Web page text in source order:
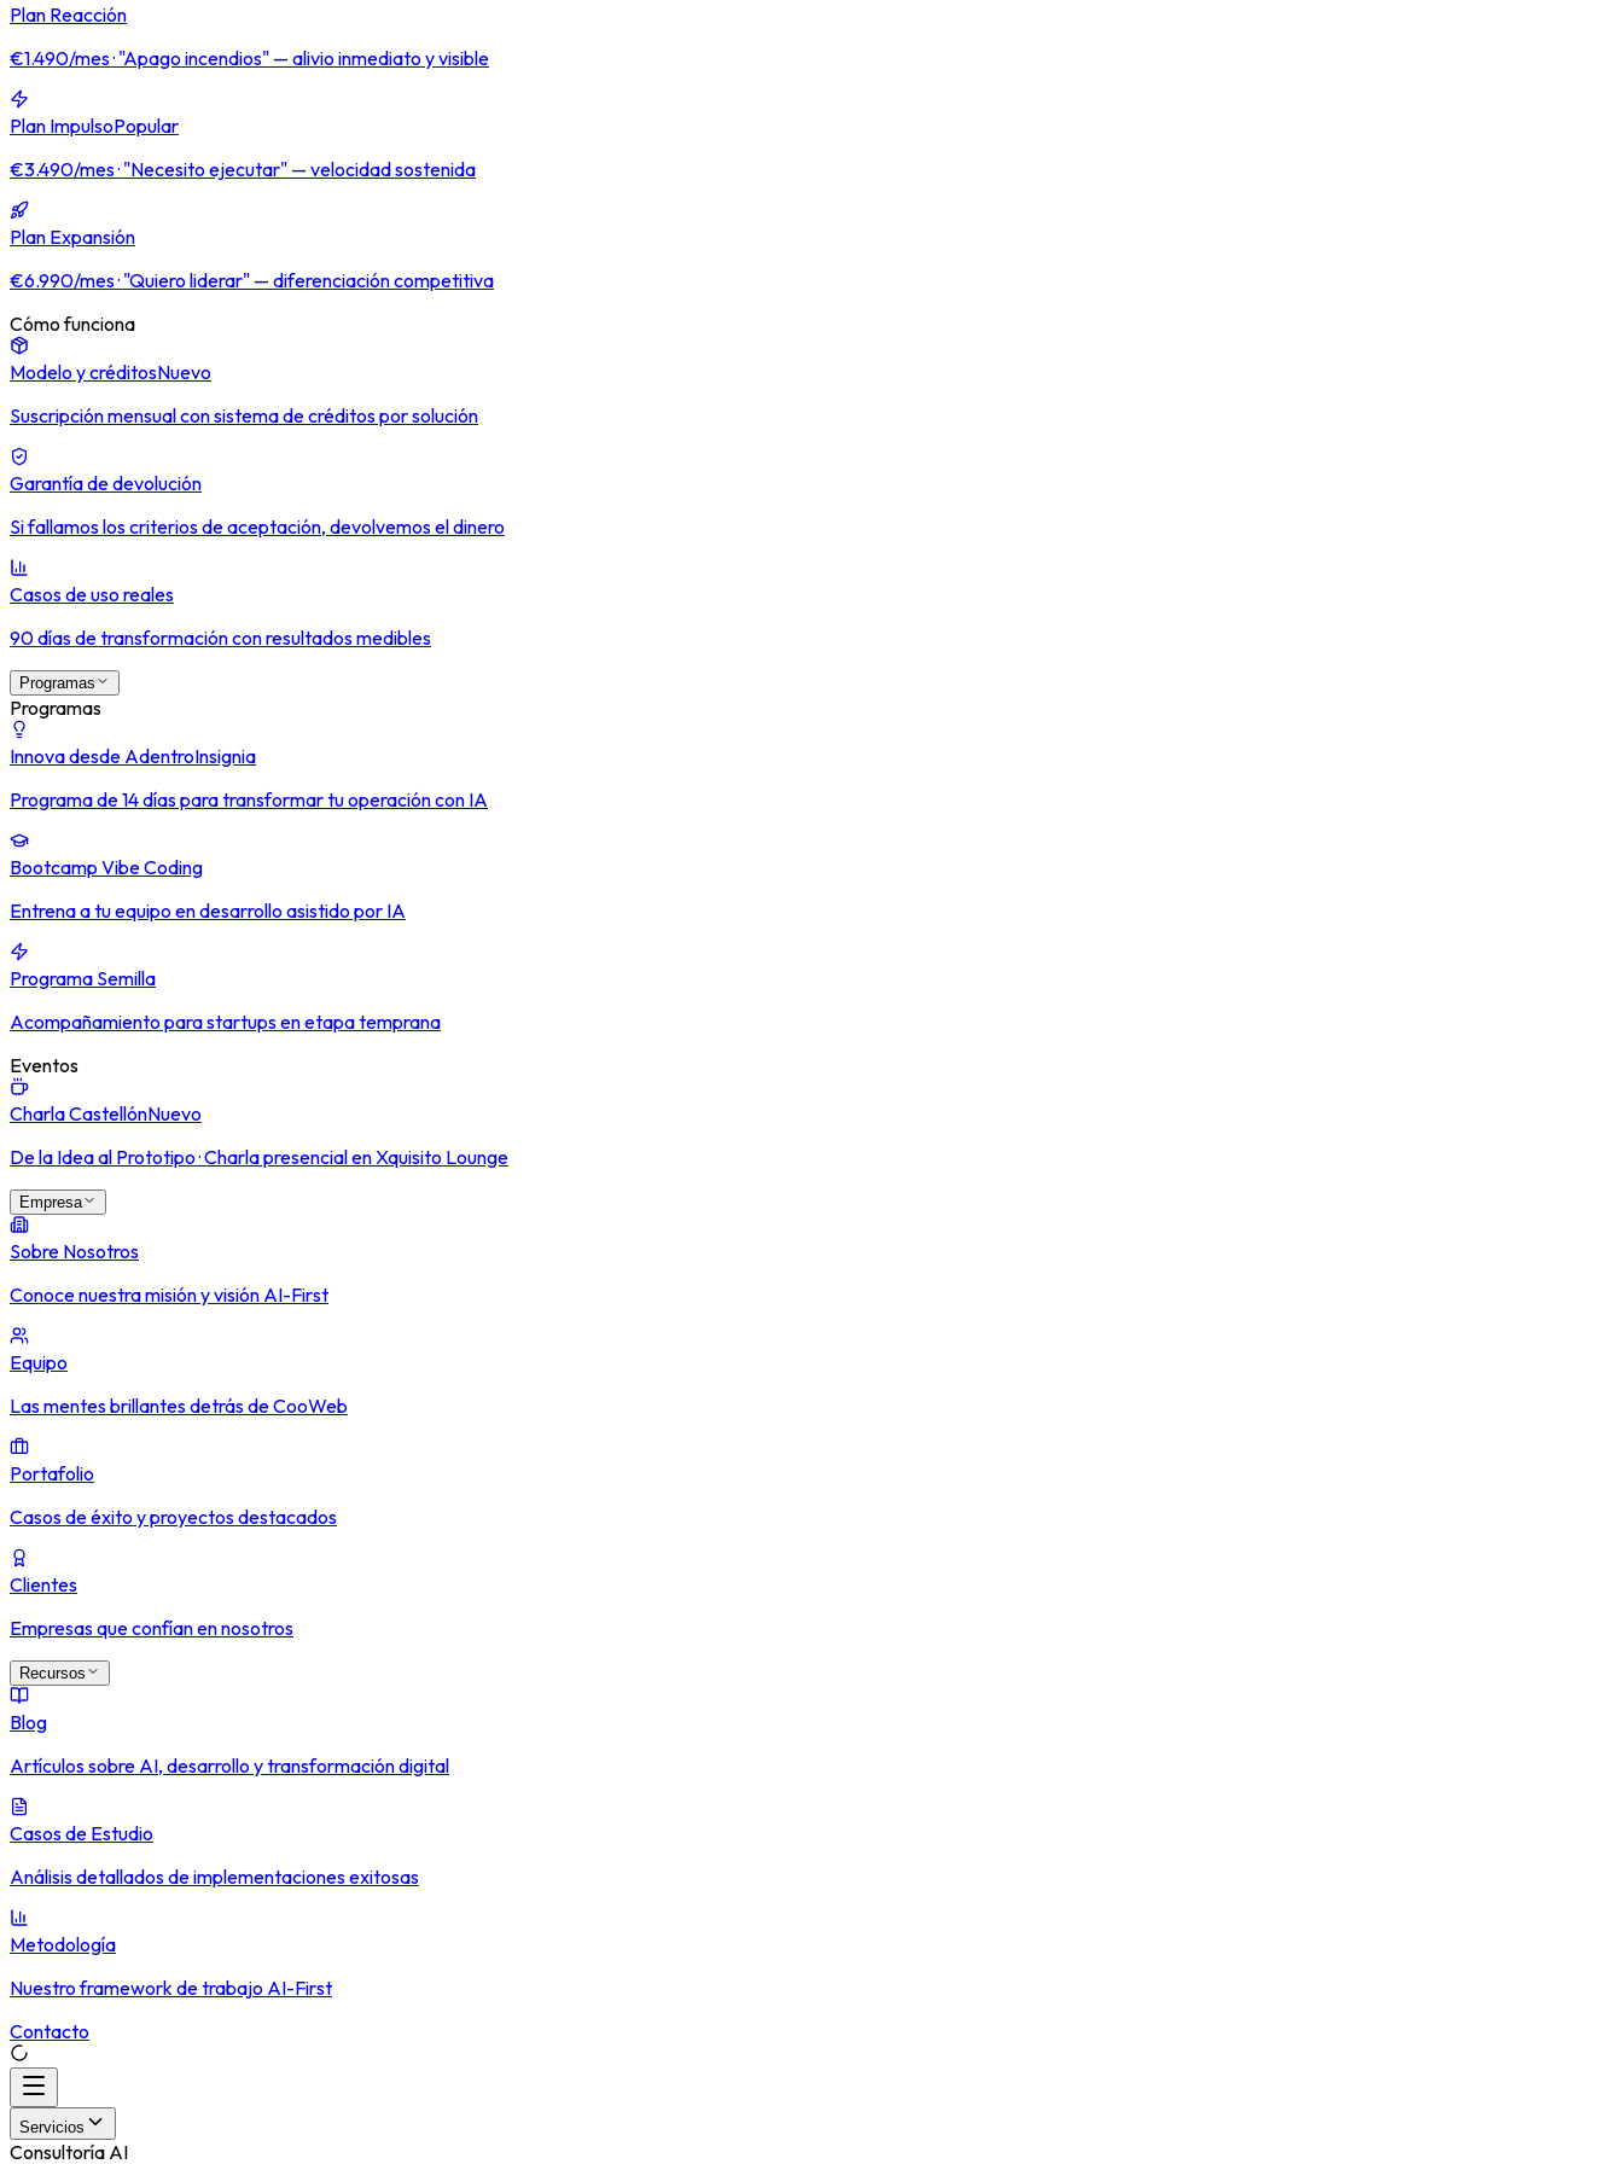
Plan Reacción
€1.490/mes · "Apago incendios" — alivio inmediato y visible
Plan ImpulsoPopular
€3.490/mes · "Necesito ejecutar" — velocidad sostenida
Plan Expansión
€6.990/mes · "Quiero liderar" — diferenciación competitiva
Cómo funciona
Modelo y créditosNuevo
Suscripción mensual con sistema de créditos por solución
Garantía de devolución
Si fallamos los criterios de aceptación, devolvemos el dinero
Casos de uso reales
90 días de transformación con resultados medibles
Programas
Programas
Innova desde AdentroInsignia
Programa de 14 días para transformar tu operación con IA
Bootcamp Vibe Coding
Entrena a tu equipo en desarrollo asistido por IA
Programa Semilla
Acompañamiento para startups en etapa temprana
Eventos
Charla CastellónNuevo
De la Idea al Prototipo · Charla presencial en Xquisito Lounge
Empresa
Sobre Nosotros
Conoce nuestra misión y visión AI-First
Equipo
Las mentes brillantes detrás de CooWeb
Portafolio
Casos de éxito y proyectos destacados
Clientes
Empresas que confían en nosotros
Recursos
Blog
Artículos sobre AI, desarrollo y transformación digital
Casos de Estudio
Análisis detallados de implementaciones exitosas
Metodología
Nuestro framework de trabajo AI-First
Contacto
Servicios
Consultoría AI